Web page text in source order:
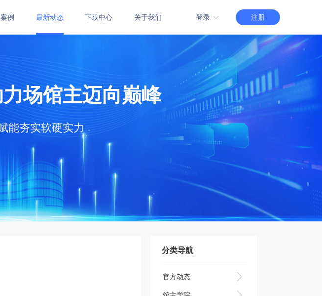
艺术培训管理系统
功能介绍
线订购
体适能管理系统
武术管理系统
功能介绍
在线订购
智慧场馆管理系统
赛事管理系统
自习教室预约管理系统
教室场地租赁系统
功能介绍
在线订购
例 最新动态 下载中心 关于我们 登录
2.0版登录
1.0版登录
注册
场馆主迈向巅峰
能夯实软硬实力
分类导航
官方动态